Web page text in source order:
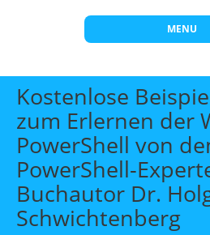
MENU
Start
Themen
Beratung
Individuelle Schulungen
Offene Seminare
Wissen
Kostenlose
zum Erlernen der
PowerShell von
PowerShell-
Buchautor Dr.
Schwichtenberg